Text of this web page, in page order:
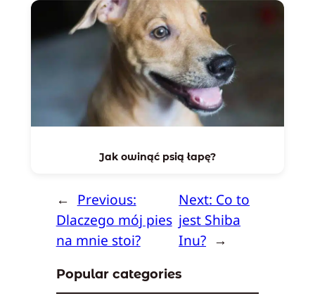
Jak owinąć psią łapę?
← Previous:
Dlaczego mój pies
na mnie stoi?
Next: Co to
jest Shiba
Inu? →
Popular categories